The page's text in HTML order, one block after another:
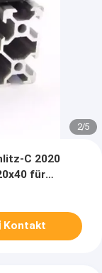
2/5
C 2020
für
Kontakt